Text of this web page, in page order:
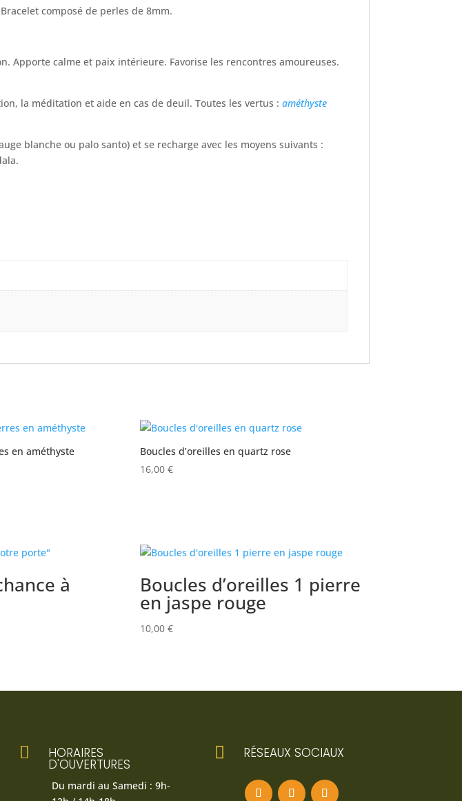
composé de perles de 8mm.
Apporte calme et paix intérieure. Favorise les rencontres amoureuses.
la méditation et aide en cas de deuil. Toutes les vertus :améthyste
blanche ou palo santo) et se recharge avec les moyens suivants :
en améthyste
Boucles d’oreilles en quartz rose
16,00€
à Boucles d’oreilles 1 pierre
en jaspe rouge
10,00€
 HORAIRES
D'OUVERTURES
Du mardi au Samedi : 9h-
 RÉSEAUX SOCIAUX